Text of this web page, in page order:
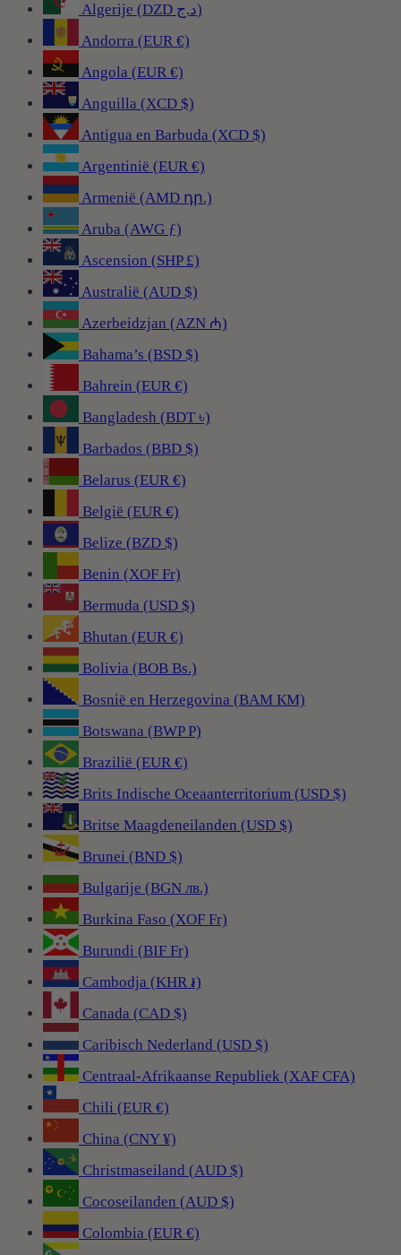
Algerije (DZD د.ج)
Andorra (EUR €)
Angola (EUR €)
Anguilla (XCD $)
Antigua en Barbuda (XCD $)
Argentinië (EUR €)
Armenië (AMD դր.)
Aruba (AWG ƒ)
Ascension (SHP £)
Australië (AUD $)
Azerbeidzjan (AZN ₼)
Bahama’s (BSD $)
Bahrein (EUR €)
Bangladesh (BDT ৳)
Barbados (BBD $)
Belarus (EUR €)
België (EUR €)
Belize (BZD $)
Benin (XOF Fr)
Bermuda (USD $)
Bhutan (EUR €)
Bolivia (BOB Bs.)
Bosnië en Herzegovina (BAM КМ)
Botswana (BWP P)
Brazilië (EUR €)
Brits Indische Oceaanterritorium (USD $)
Britse Maagdeneilanden (USD $)
Brunei (BND $)
Bulgarije (BGN лв.)
Burkina Faso (XOF Fr)
Burundi (BIF Fr)
Cambodja (KHR ៛)
Canada (CAD $)
Caribisch Nederland (USD $)
Centraal-Afrikaanse Republiek (XAF CFA)
Chili (EUR €)
China (CNY ¥)
Christmaseiland (AUD $)
Cocoseilanden (AUD $)
Colombia (EUR €)